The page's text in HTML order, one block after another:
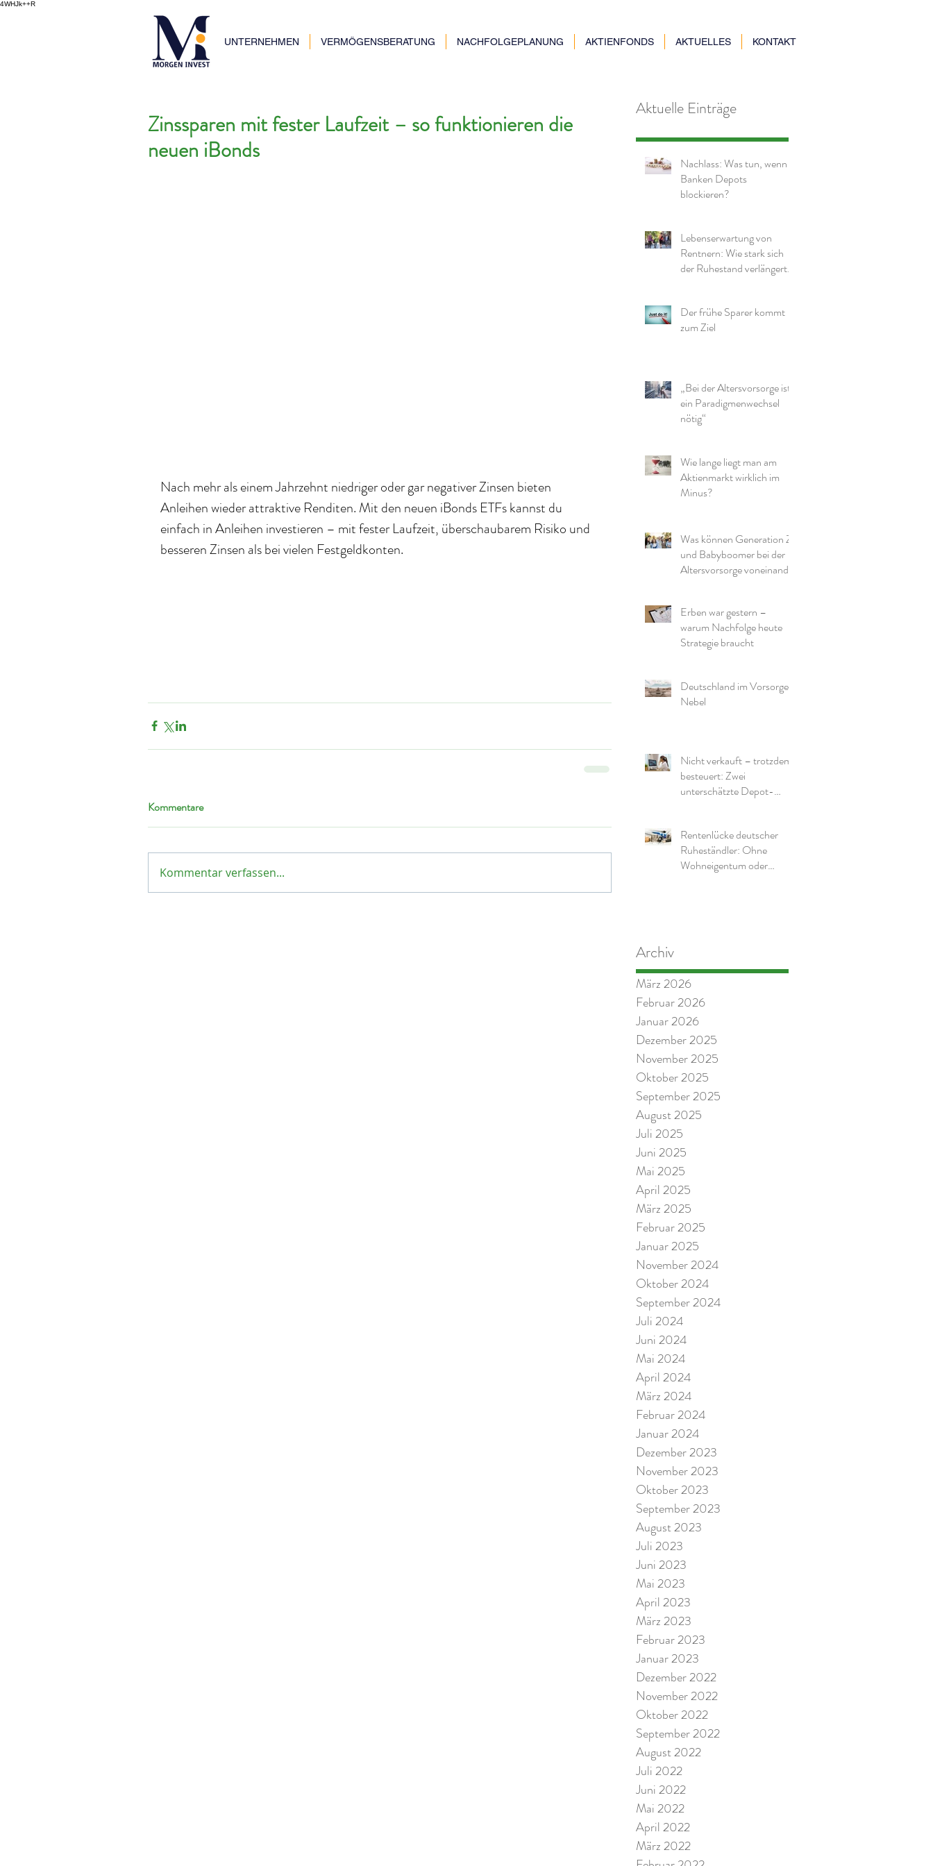
4WHJk++R
UNTERNEHMEN VERMÖGENSBERATUNG NACHFOLGEPLANUNG AKTIENFONDS AKTUELLES KONTAKT
Zinssparen mit fester Laufzeit – so funktionieren die
neuen iBonds
Nach mehr als einem Jahrzehnt niedriger oder gar negativer Zinsen bieten
Anleihen wieder attraktive Renditen. Mit den neuen iBonds ETFs kannst du
einfach in Anleihen investieren – mit fester Laufzeit, überschaubarem Risiko und
besseren Zinsen als bei vielen Festgeldkonten.
Kommentare
Kommentar verfassen...
Aktuelle Einträge
Nachlass: Was tun, wenn
Banken Depots
blockieren?
Lebenserwartung von
Rentnern: Wie stark sich
der Ruhestand verlängert
Der frühe Sparer kommt
zum Ziel
„Bei der Altersvorsorge ist
ein Paradigmenwechsel
nötig“
Wie lange liegt man am
Aktienmarkt wirklich im
Minus?
Was können Generation Z
und Babyboomer bei der
Altersvorsorge voneinander
Erben war gestern –
warum Nachfolge heute
Strategie braucht
Deutschland im Vorsorge-
Nebel
Nicht verkauft – trotzdem
besteuert: Zwei
unterschätzte Depot-
Rentenlücke deutscher
Ruheständler: Ohne
Wohneigentum oder
Archiv
März 2026
Februar 2026
Januar 2026
Dezember 2025
November 2025
Oktober 2025
September 2025
August 2025
Juli 2025
Juni 2025
Mai 2025
April 2025
März 2025
Februar 2025
Januar 2025
November 2024
Oktober 2024
September 2024
Juli 2024
Juni 2024
Mai 2024
April 2024
März 2024
Februar 2024
Januar 2024
Dezember 2023
November 2023
Oktober 2023
September 2023
August 2023
Juli 2023
Juni 2023
Mai 2023
April 2023
März 2023
Februar 2023
Januar 2023
Dezember 2022
November 2022
Oktober 2022
September 2022
August 2022
Juli 2022
Juni 2022
Mai 2022
April 2022
März 2022